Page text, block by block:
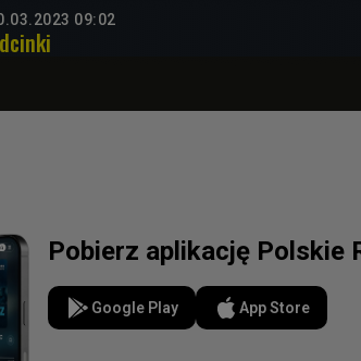
09:02
Pobierz aplikację Polskie
Google Play App Store